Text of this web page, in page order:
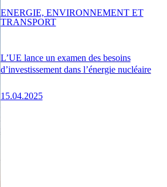
L’UE lance un examen des besoins
d’investissement dans l’énergie nucléaire
15.04.2025
ENERGIE, ENVIRONNEMENT ET
TRANSPORT